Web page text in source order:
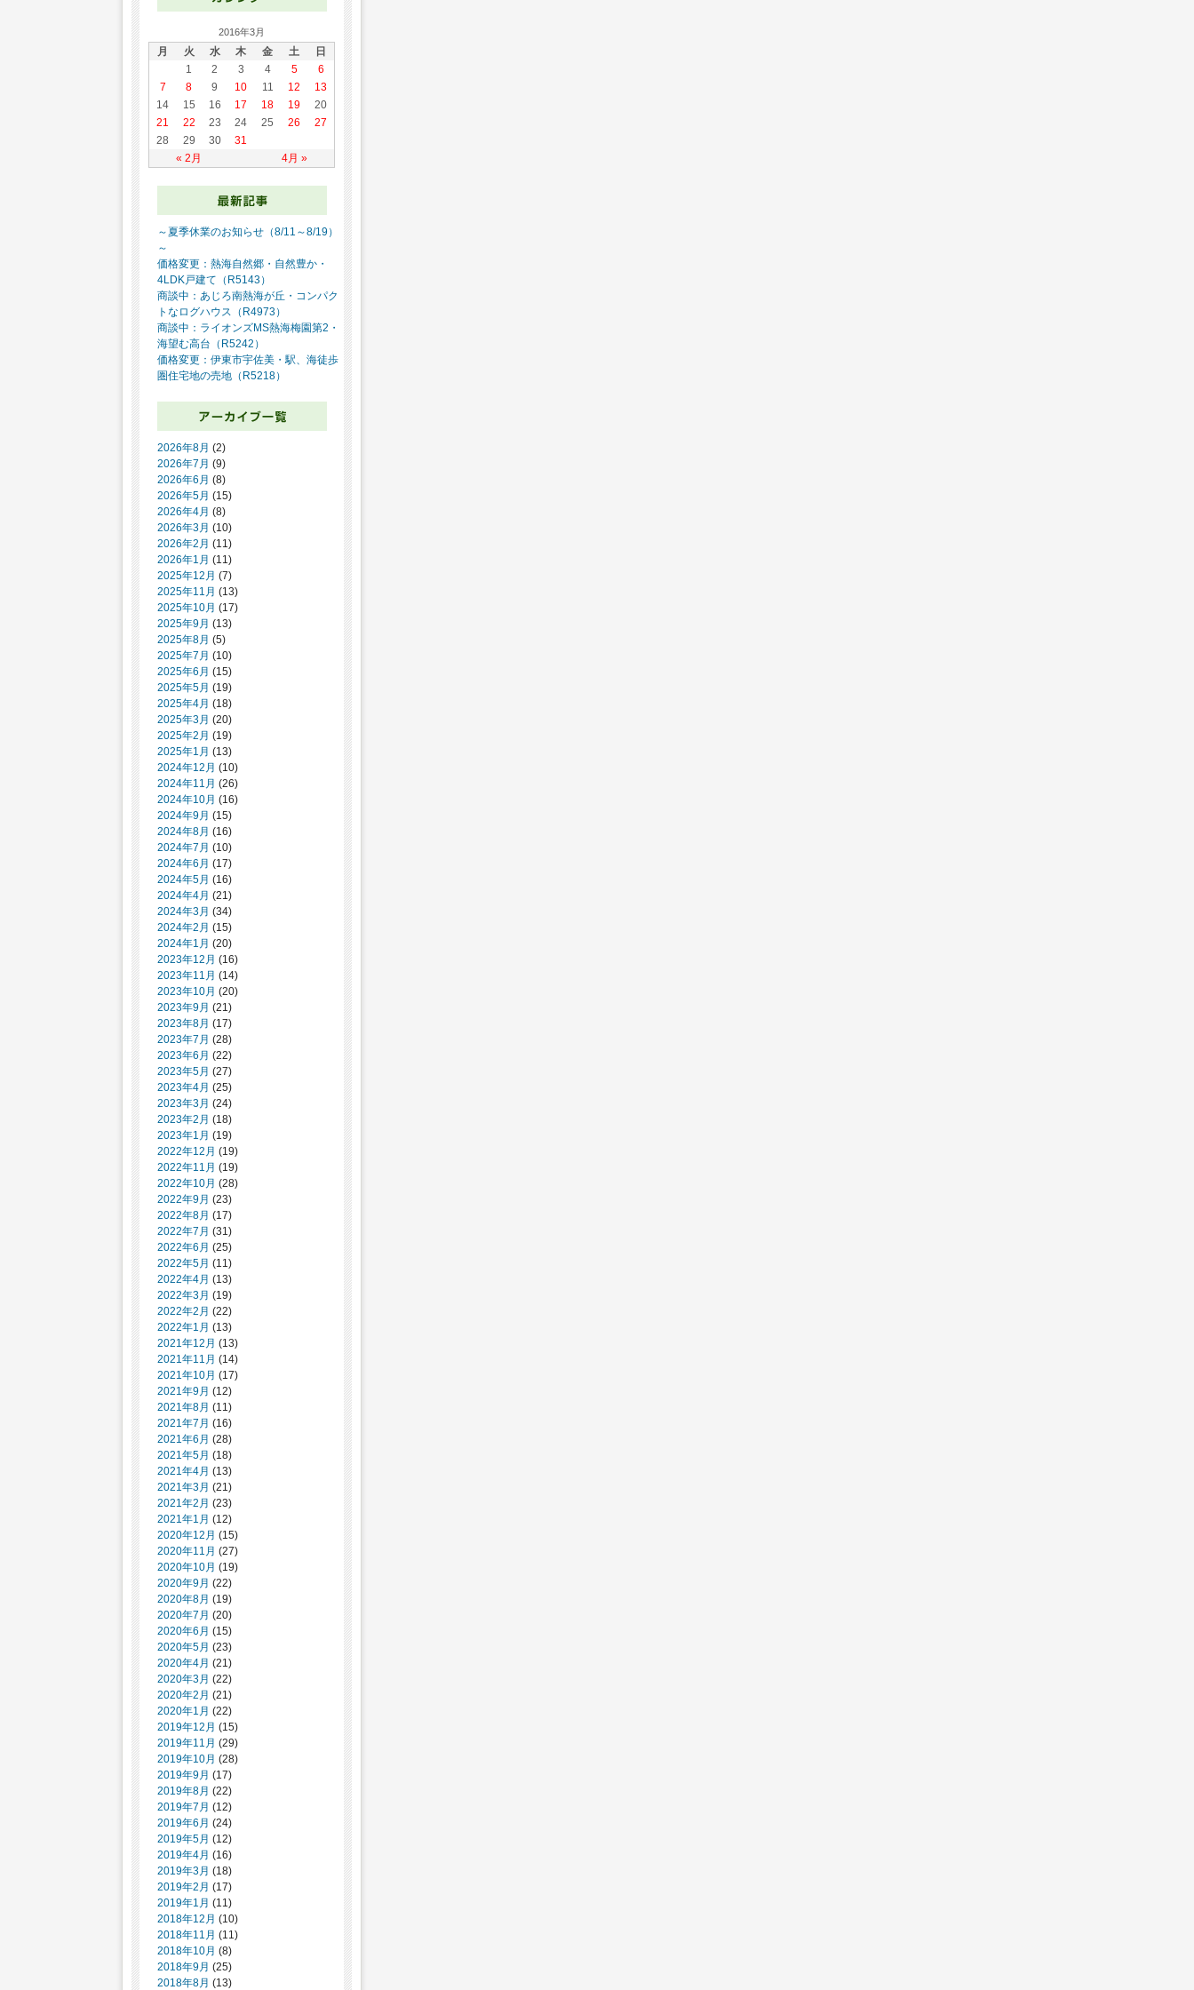
2016年3月
月 火 水 木 金 土 日
« 2月 4月 »
1 2 3 4 5
6
7
8 9 10 11 12
13
14
15 16 17 18 19
20
21
22 23 24 25 26
27
28
29 30 31
～夏季休業のお知らせ（8/11～8/19）
～
価格変更：熱海自然郷・自然豊か・
4LDK戸建て（R5143）
商談中：あじろ南熱海が丘・コンパク
トなログハウス（R4973）
商談中：ライオンズMS熱海梅園第2・
海望む高台（R5242）
価格変更：伊東市宇佐美・駅、海徒歩
圏住宅地の売地（R5218）
2026年8月 (2)
2026年7月 (9)
2026年6月 (8)
2026年5月 (15)
2026年4月 (8)
2026年3月 (10)
2026年2月 (11)
2026年1月 (11)
2025年12月 (7)
2025年11月 (13)
2025年10月 (17)
2025年9月 (13)
2025年8月 (5)
2025年7月 (10)
2025年6月 (15)
2025年5月 (19)
2025年4月 (18)
2025年3月 (20)
2025年2月 (19)
2025年1月 (13)
2024年12月 (10)
2024年11月 (26)
2024年10月 (16)
2024年9月 (15)
2024年8月 (16)
2024年7月 (10)
2024年6月 (17)
2024年5月 (16)
2024年4月 (21)
2024年3月 (34)
2024年2月 (15)
2024年1月 (20)
2023年12月 (16)
2023年11月 (14)
2023年10月 (20)
2023年9月 (21)
2023年8月 (17)
2023年7月 (28)
2023年6月 (22)
2023年5月 (27)
2023年4月 (25)
2023年3月 (24)
2023年2月 (18)
2023年1月 (19)
2022年12月 (19)
2022年11月 (19)
2022年10月 (28)
2022年9月 (23)
2022年8月 (17)
2022年7月 (31)
2022年6月 (25)
2022年5月 (11)
2022年4月 (13)
2022年3月 (19)
2022年2月 (22)
2022年1月 (13)
2021年12月 (13)
2021年11月 (14)
2021年10月 (17)
2021年9月 (12)
2021年8月 (11)
2021年7月 (16)
2021年6月 (28)
2021年5月 (18)
2021年4月 (13)
2021年3月 (21)
2021年2月 (23)
2021年1月 (12)
2020年12月 (15)
2020年11月 (27)
2020年10月 (19)
2020年9月 (22)
2020年8月 (19)
2020年7月 (20)
2020年6月 (15)
2020年5月 (23)
2020年4月 (21)
2020年3月 (22)
2020年2月 (21)
2020年1月 (22)
2019年12月 (15)
2019年11月 (29)
2019年10月 (28)
2019年9月 (17)
2019年8月 (22)
2019年7月 (12)
2019年6月 (24)
2019年5月 (12)
2019年4月 (16)
2019年3月 (18)
2019年2月 (17)
2019年1月 (11)
2018年12月 (10)
2018年11月 (11)
2018年10月 (8)
2018年9月 (25)
2018年8月 (13)